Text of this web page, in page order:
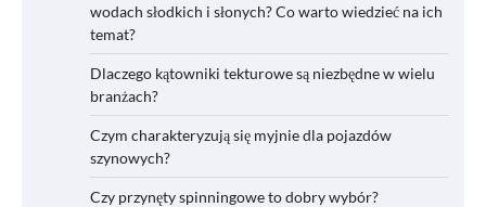
wodach słodkich i słonych? Co warto wiedzieć na ich
temat?
Dlaczego kątowniki tekturowe są niezbędne w wielu
branżach?
Czym charakteryzują się myjnie dla pojazdów
szynowych?
Czy przynęty spinningowe to dobry wybór?